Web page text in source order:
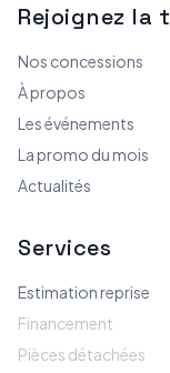
Rejoignez la
Nos concessions
À propos
Les événements
La promo du mois
Actualités
Services
Estimation reprise
Financement
Pièces détachées